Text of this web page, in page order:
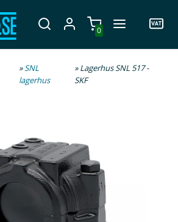
0
»SNL
lagerhus
» Lagerhus SNL 517 -
SKF